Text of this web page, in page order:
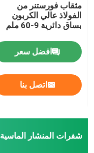
مثقاب فورستنر من
الفولاذ عالي الكربون
بساق دائرية 9-60 ملم
افضل سعر
اتصل بنا
شفرات المنشار الماسية